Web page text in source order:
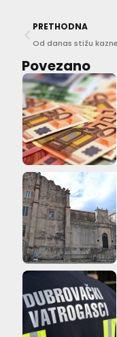
PRETHODNA
Povezano